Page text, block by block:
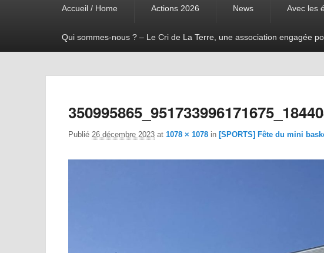
Accueil / Home Actions 2026 News Avec les
Qui sommes-nous ? – Le Cri de La Terre, une association engagée
Publié 26 décembre 2023 at 1078 × 1078 in [SPORTS] Fête du mini